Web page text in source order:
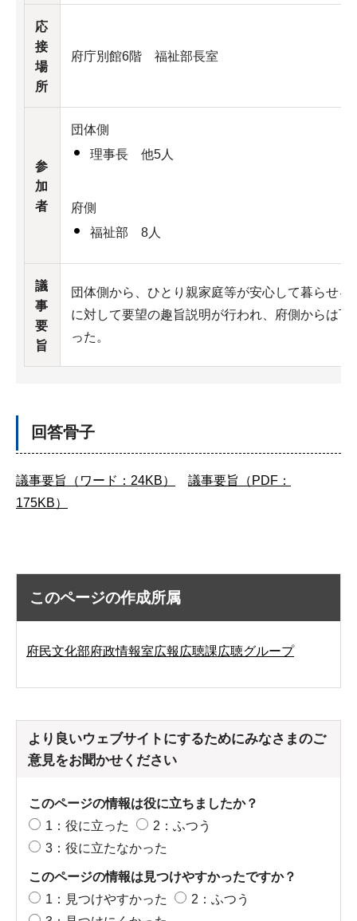
応
接
場
所
府庁別館6階 福祉部長室
参
加
者
団体側
理事長 他5人
府側
福祉部 8人
議
事
要
旨
団体側から、ひとり親家庭等が安心して暮らせ
に対して要望の趣旨説明が行われ、府側からは
った。
回答骨子
議事要旨（ワード：24KB）
議事要旨（PDF：
175KB）
このページの作成所属
府民文化部府政情報室広報広聴課広聴グループ
より良いウェブサイトにするためにみなさまのご
意見をお聞かせください
このページの情報は役に立ちましたか？
1：役に立った
2：ふつう
3：役に立たなかった
このページの情報は見つけやすかったですか？
1：見つけやすかった
2：ふつう